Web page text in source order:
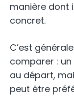
manière dont
concret.
C’est
comparer :
au départ,
peut être